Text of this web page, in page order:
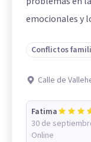
emocionales y
Conflictos
Calle de
Fatima
30 de
Online